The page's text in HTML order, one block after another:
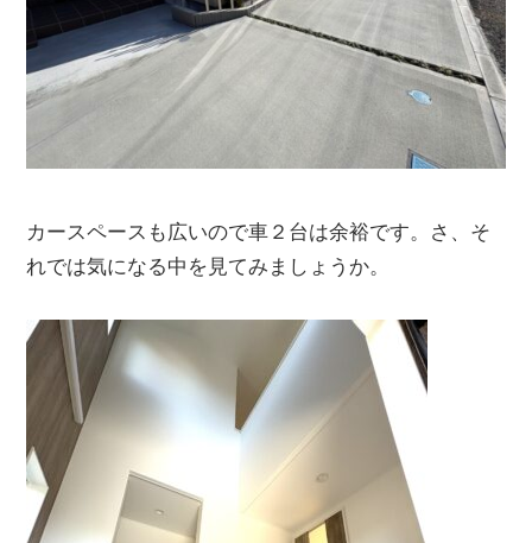
カースペースも広いので車２台は余裕です。さ、そ
れでは気になる中を見てみましょうか。